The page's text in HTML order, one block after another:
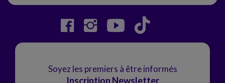
Soyez les premiers à être informés
Inscription Newsletter